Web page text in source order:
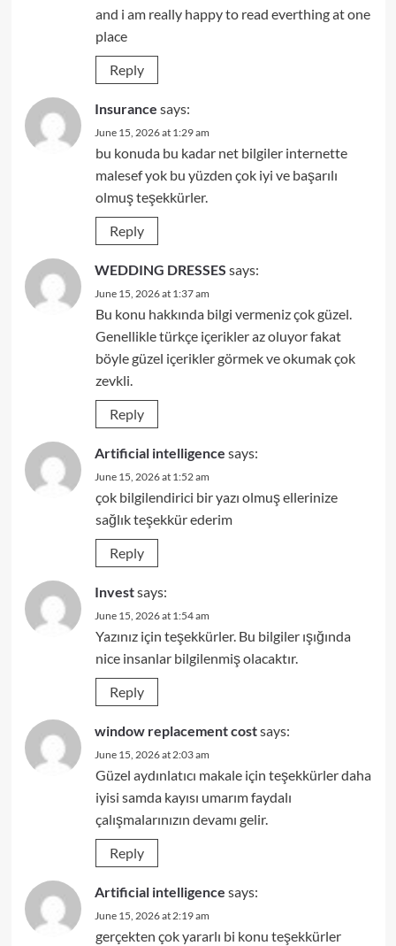
and i am really happy to read everthing at one
place
Reply
Insurance says:
June 15, 2026 at 1:29 am
bu konuda bu kadar net bilgiler internette
malesef yok bu yüzden çok iyi ve başarılı
olmuş teşekkürler.
Reply
WEDDING DRESSES says:
June 15, 2026 at 1:37 am
Bu konu hakkında bilgi vermeniz çok güzel.
Genellikle türkçe içerikler az oluyor fakat
böyle güzel içerikler görmek ve okumak çok
zevkli.
Reply
Artificial intelligence says:
June 15, 2026 at 1:52 am
çok bilgilendirici bir yazı olmuş ellerinize
sağlık teşekkür ederim
Reply
Investsays:
June 15, 2026 at 1:54 am
Yazınız için teşekkürler. Bu bilgiler ışığında
nice insanlar bilgilenmiş olacaktır.
Reply
window replacement costsays:
June 15, 2026 at 2:03 am
Güzel aydınlatıcı makale için teşekkürler daha
iyisi samda kayısı umarım faydalı
çalışmalarınızın devamı gelir.
Reply
Artificial intelligence says:
June 15, 2026 at 2:19 am
gerçekten çok yararlı bi konu teşekkürler